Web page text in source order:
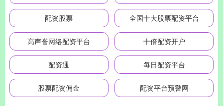
配资股票 全国十大股票配资平台
高声誉网络配资平台 十倍配资开户
配资通 每日配资平台
股票配资佣金 配资平台预警网